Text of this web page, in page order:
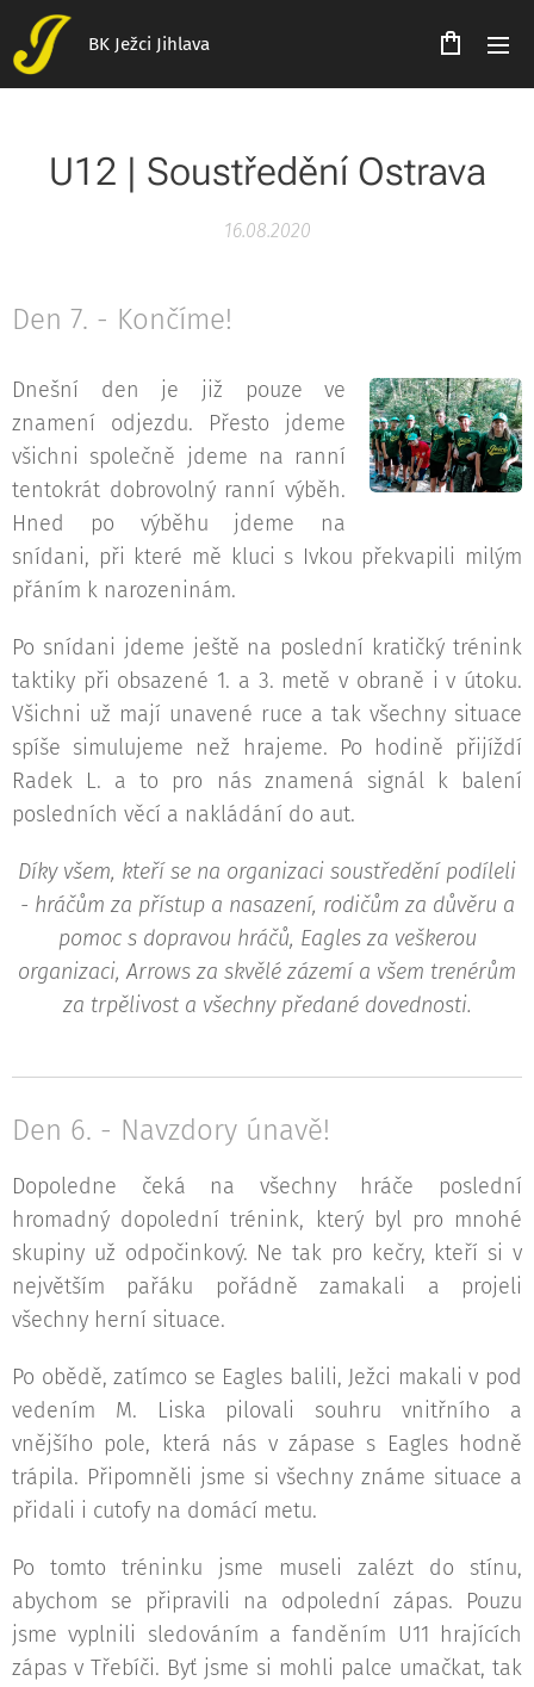
BK Ježci Jihlava
U12 | Soustředění Ostrava
16.08.2020
Den 7. - Končíme!
Dnešní den je již pouze ve
znamení odjezdu. Přesto jdeme
všichni společně jdeme na ranní
tentokrát dobrovolný ranní výběh.
Hned po výběhu jdeme na
snídani, při které mě kluci s Ivkou překvapili milým
přáním k narozeninám. 🎉
Po snídani jdeme ještě na poslední kratičký trénink
taktiky při obsazené 1. a 3. metě v obraně i v útoku.
Všichni už mají unavené ruce a tak všechny situace
spíše simulujeme než hrajeme. Po hodině přijíždí
Radek L. a to pro nás znamená signál k balení
posledních věcí a nakládání do aut.
Díky všem, kteří se na organizaci soustředění podíleli
- hráčům za přístup a nasazení, rodičům za důvěru a
pomoc s dopravou hráčů, Eagles za veškerou
organizaci, Arrows za skvělé zázemí a všem trenérům
za trpělivost a všechny předané dovednosti.
Den 6. - Navzdory únavě!
Dopoledne čeká na všechny hráče poslední
hromadný dopolední trénink, který byl pro mnohé
skupiny už odpočinkový. Ne tak pro kečry, kteří si v
největším pařáku pořádně zamakali a projeli
všechny herní situace.
Po obědě, zatímco se Eagles balili, Ježci makali v pod
vedením M. Liska pilovali souhru vnitřního a
vnějšího pole, která nás v zápase s Eagles hodně
trápila. Připomněli jsme si všechny známe situace a
přidali i cutofy na domácí metu.
Po tomto tréninku jsme museli zalézt do stínu,
abychom se připravili na odpolední zápas. Pouzu
jsme vyplnili sledováním a fanděním U11 hrajících
zápas v Třebíči. Byť jsme si mohli palce umačkat, tak